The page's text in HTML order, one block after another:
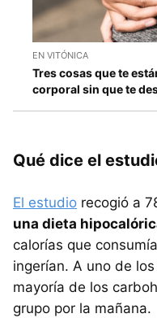
EN VITÓNICA
Tres cosas que te
corporal sin que te
Qué dice el
El estudio recogió a
una dieta
calorías que
ingerían. A uno de
mayoría de los
grupo por la mañana.